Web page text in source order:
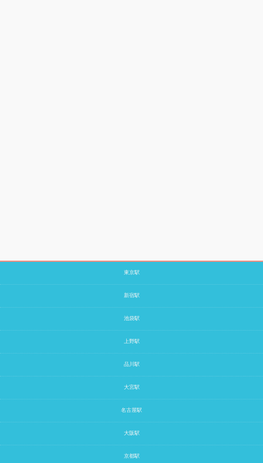
東京駅
新宿駅
池袋駅
上野駅
品川駅
大宮駅
名古屋駅
大阪駅
京都駅